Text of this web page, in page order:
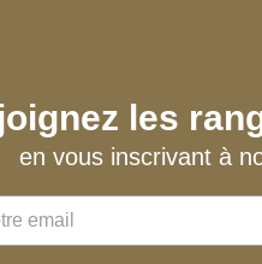
les
en vous inscrivant à